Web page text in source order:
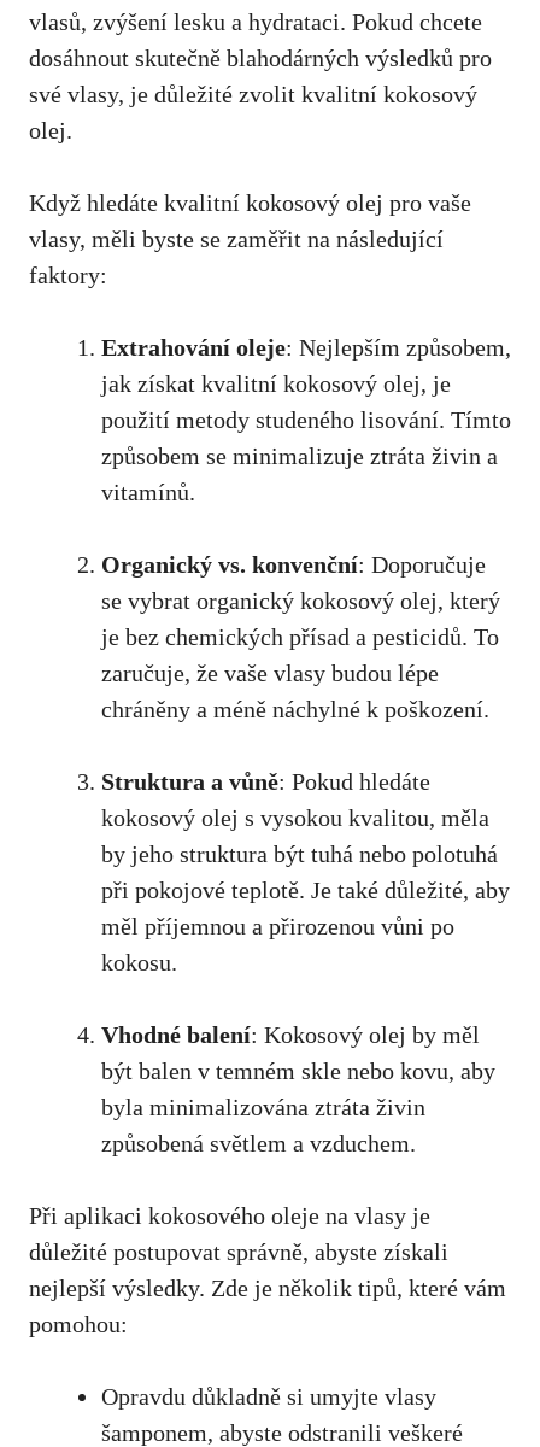
vlasů, zvýšení lesku a hydrataci. Pokud chcete
dosáhnout skutečně blahodárných výsledků pro
své vlasy, je důležité zvolit kvalitní kokosový
olej.
Když hledáte kvalitní kokosový olej pro vaše
vlasy, měli byste se zaměřit na následující
faktory:
Extrahování oleje: Nejlepším způsobem,
jak získat kvalitní kokosový olej, je
použití metody studeného lisování. Tímto
způsobem se minimalizuje ztráta živin a
vitamínů.
Organický vs. konvenční: Doporučuje
se vybrat organický kokosový olej, který
je bez chemických přísad a pesticidů. To
zaručuje, že vaše vlasy budou lépe
chráněny a méně náchylné k poškození.
Struktura a vůně: Pokud hledáte
kokosový olej s vysokou kvalitou, měla
by jeho struktura být tuhá nebo polotuhá
při pokojové teplotě. Je také důležité, aby
měl příjemnou a přirozenou vůni po
kokosu.
Vhodné balení: Kokosový olej by měl
být balen v temném skle nebo kovu, aby
byla minimalizována ztráta živin
způsobená světlem a vzduchem.
Při aplikaci kokosového oleje na vlasy je
důležité postupovat správně, abyste získali
nejlepší výsledky. Zde je několik tipů, které vám
pomohou:
Opravdu důkladně si umyjte vlasy
šamponem, abyste odstranili veškeré